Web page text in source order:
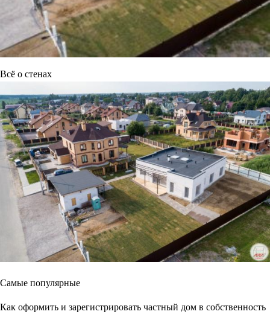
Всё о стенах
Самые популярные
Как оформить и зарегистрировать частный дом в собственность